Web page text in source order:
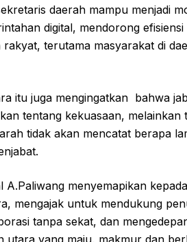
daerah mampu menjadi
digital, mendorong
terutama masyarakat di
itu juga mengingatkan bahwa
tentang kekuasaan,
tidak akan mencatat berapa
A.Paliwang menyemapikan
mengajak untuk mendukung
tanpa sekat, dan
utara yang maju, makmur dan